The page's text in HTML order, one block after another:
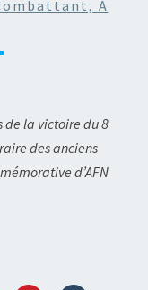
A
de la victoire du 8
des anciens
d’AFN